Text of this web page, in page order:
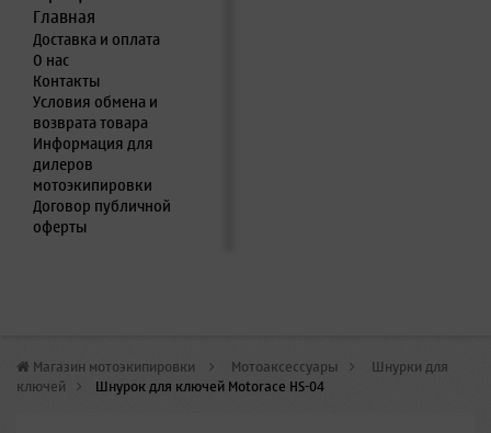
Главная
Доставка и оплата
О нас
Контакты
Условия обмена и
возврата товара
Информация для
дилеров
мотоэкипировки
Договор публичной
оферты
Магазин мотоэкипировки > Мотоаксессуары > Шнурки для
ключей > Шнурок для ключей Motorace HS-04